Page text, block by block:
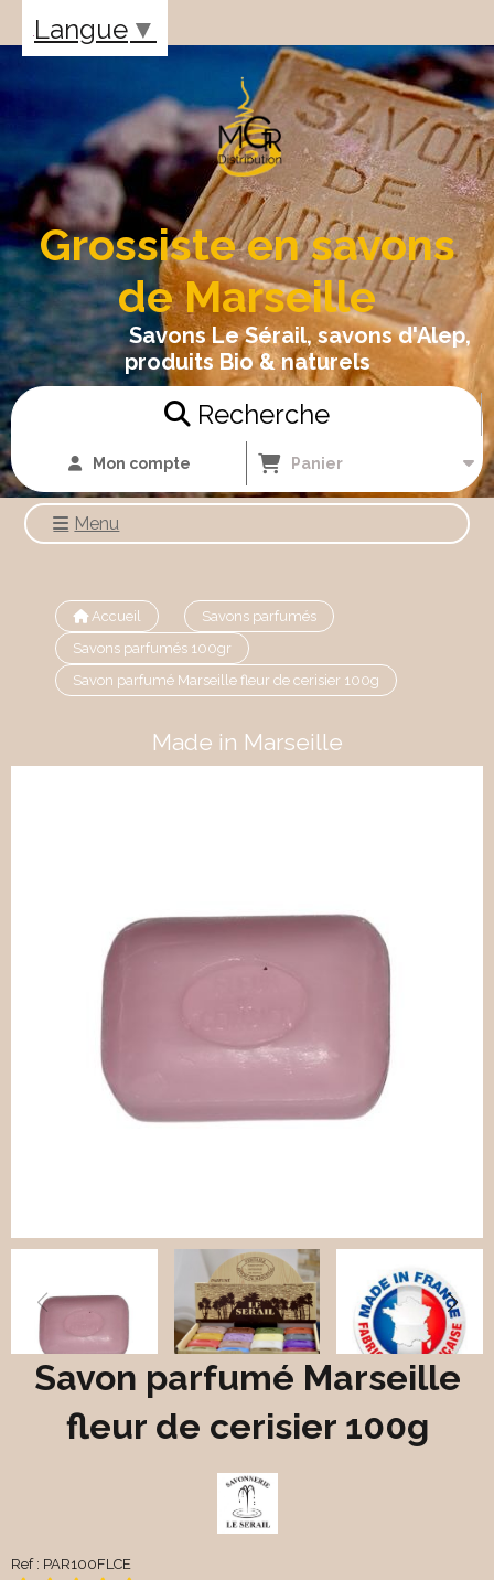
Grossiste en savons
de Marseille
Savons Le Sérail, savons d'Alep,
produits Bio & naturels
Recherche
Mon compte Panier
Menu
Accueil
Savons parfumés
Savons parfumés 100gr
Savon parfumé Marseille fleur de cerisier 100g
Made in Marseille
Savon parfumé Marseille
fleur de cerisier 100g
Ref : PAR100FLCE
Langue ▼